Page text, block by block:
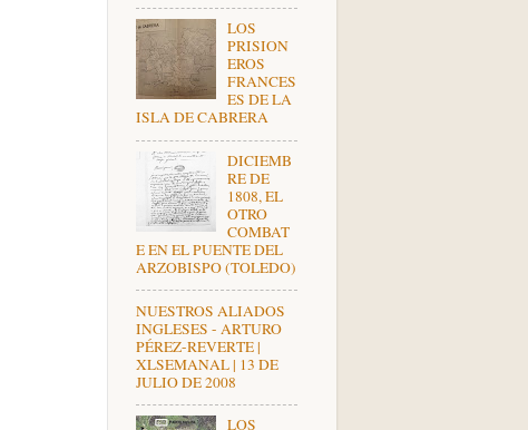
LOS
PRISION
EROS
FRANCES
ES DE LA
ISLA DE CABRERA
DICIEMB
RE DE
1808, EL
OTRO
COMBAT
E EN EL PUENTE DEL
ARZOBISPO (TOLEDO)
NUESTROS ALIADOS
INGLESES - ARTURO
PÉREZ-REVERTE |
XLSEMANAL | 13 DE
JULIO DE 2008
LOS